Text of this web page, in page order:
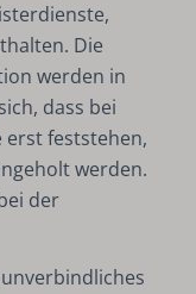
Die
werden in
dass bei
erst feststehen,
werden.
der